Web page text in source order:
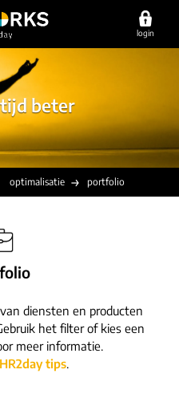
login
beter
optimalisatie portfolio
diensten en producten
het filter of kies een
meer informatie.
HR2day tips.